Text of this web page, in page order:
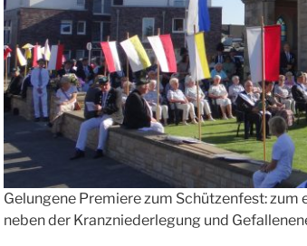
Gelungene Premiere zum Schützenfest:
neben der Kranzniederlegung und